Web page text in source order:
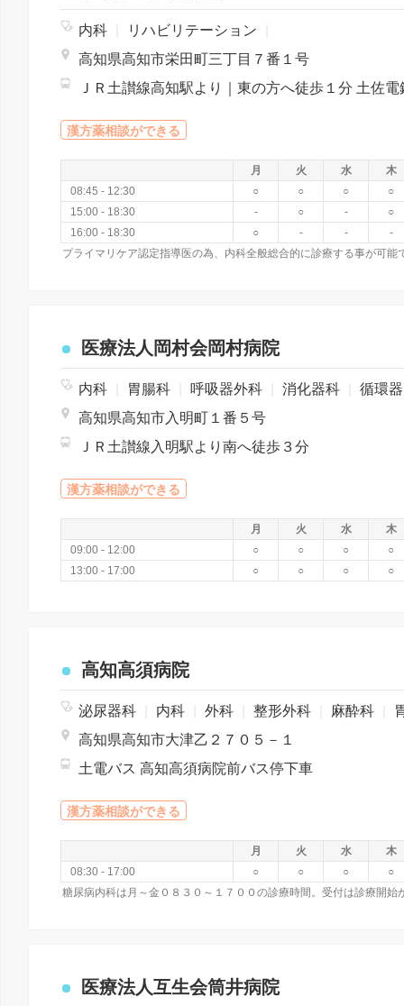
内科 リハビリテーション
高知県高知市栄田町三丁目７番１号
漢方薬相談ができる
月 火 水
木
08:45 - 12:30
○ ○ ○
○
15:00 - 18:30
- ○ -
○
16:00 - 18:30
○ - - -
医療法人岡村会岡村病院
内科 胃腸科 呼吸器外科 消化器科
循環器科
高知県高知市入明町１番５号
ＪＲ土讃線入明駅より南へ徒歩３分
漢方薬相談ができる
月 火 水
木
09:00 - 12:00
○ ○ ○
○
13:00 - 17:00
○ ○ ○ ○
高知高須病院
泌尿器科 内科 外科 整形外科 麻酔科
胃
高知県高知市大津乙２７０５－１
土電バス 高知高須病院前バス停下車
漢方薬相談ができる
月 火 水
木
08:30 - 17:00
○ ○ ○ ○
医療法人互生会筒井病院